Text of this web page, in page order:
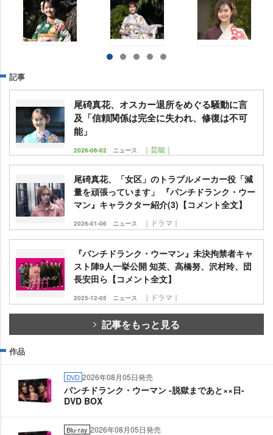
記事
尾碕真花、オスカー退所をめぐる騒動に言
及「信頼関係は完全に失われ、修復は不可
能」
2026-06-02 ニュース ｜芸能｜
尾碕真花、「女区」のトラブルメーカー役「減
量を頑張っています」 『パンチドランク・ウー
マン』キャラクター紹介(3)【コメント全文】
2026-01-06 ニュース ｜ドラマ｜
『パンチドランク・ウーマン』未決拘禁者キャ
スト陣9人一挙公開 知英、高橋努、沢村玲、団
長安田ら【コメント全文】
2025-12-05 ニュース ｜ドラマ｜
記事をもっと見る
作品
DVD 2026年08月05日発売
パンチドランク・ウーマン -脱獄まであと××日-
DVD BOX
Blu-ray 2026年08月05日発売